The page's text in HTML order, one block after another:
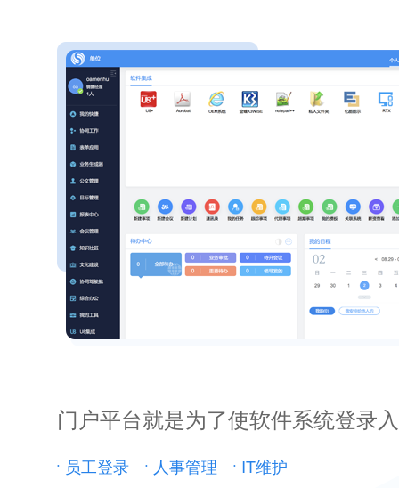
门户平台就是为了使软件系统登录
• 员工登录 • 人事管理 • IT维护